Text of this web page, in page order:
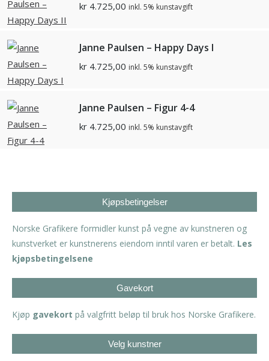
kr 4.725,00 inkl. 5% kunstavgift
Janne Paulsen – Happy Days I
kr 4.725,00 inkl. 5% kunstavgift
Janne Paulsen – Figur 4-4
kr 4.725,00 inkl. 5% kunstavgift
Kjøpsbetingelser
Norske Grafikere formidler kunst på vegne av kunstneren og
kunstverket er kunstnerens eiendom inntil varen er betalt. Les
kjøpsbetingelsene
Gavekort
Kjøp gavekort på valgfritt beløp til bruk hos Norske Grafikere.
Velg kunstner